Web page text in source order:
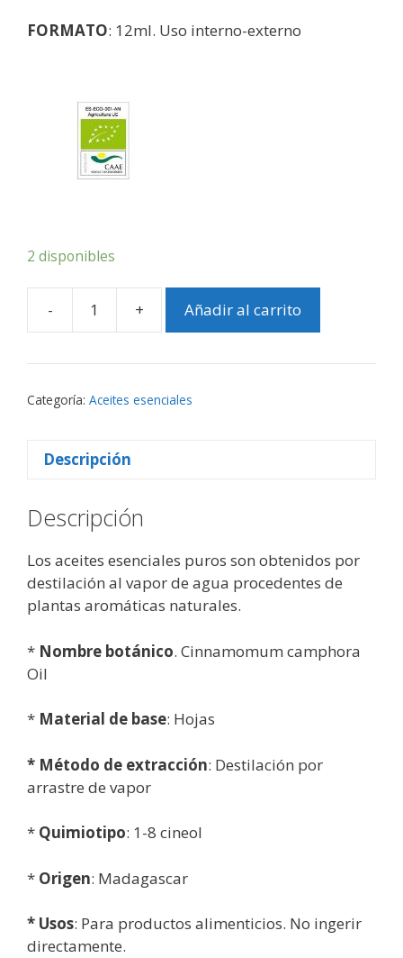
FORMATO: 12ml. Uso interno-externo
2 disponibles
-
Aceite
Ravintsara
cantidad
+ Añadir al carrito
Categoría: Aceites esenciales
Descripción
Descripción
Los aceites esenciales puros son obtenidos por
destilación al vapor de agua procedentes de
plantas aromáticas naturales.
* Nombre botánico. Cinnamomum camphora
Oil
* Material de base: Hojas
* Método de extracción: Destilación por
arrastre de vapor
* Quimiotipo: 1-8 cineol
* Origen: Madagascar
* Usos: Para productos alimenticios. No ingerir
directamente.